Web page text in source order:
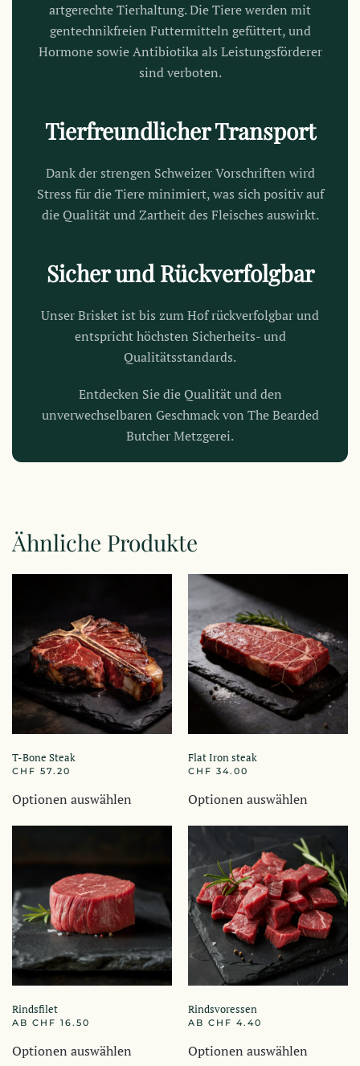
artgerechte Tierhaltung. Die Tiere werden mit
gentechnikfreien Futtermitteln gefüttert, und
Hormone sowie Antibiotika als Leistungsförderer
sind verboten.
Tierfreundlicher Transport
Dank der strengen Schweizer Vorschriften wird
Stress für die Tiere minimiert, was sich positiv auf
die Qualität und Zartheit des Fleisches auswirkt.
Sicher und Rückverfolgbar
Unser Brisket ist bis zum Hof rückverfolgbar und
entspricht höchsten Sicherheits- und
Qualitätsstandards.
Entdecken Sie die Qualität und den
unverwechselbaren Geschmack von The Bearded
Butcher Metzgerei.
Ähnliche Produkte
T-Bone Steak
CHF 57.20
Optionen auswählen
weist
auf.
Die
Optionen
können
auf
Produktseite
Flat Iron steak
CHF 34.00
Optionen auswählen
weist
mehrere
auf.
Die
können
auf
Rindsfilet
AB CHF 16.50
Optionen auswählen
Rindsvoressen
AB CHF 4.40
Optionen auswählen